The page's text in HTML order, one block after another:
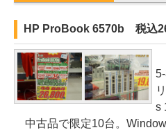
HP ProBook 6570b 税込
s
中古品で限定10台。